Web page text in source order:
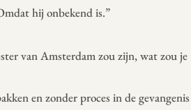
hij onbekend is.”
van Amsterdam zou zijn, wat zou je
en zonder proces in de gevangenis